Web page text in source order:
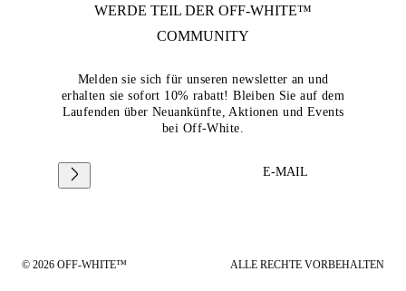
WERDE TEIL DER OFF-WHITE™
COMMUNITY
Melden sie sich für unseren newsletter an und
erhalten sie sofort 10% rabatt! Bleiben Sie auf dem
Laufenden über Neuankünfte, Aktionen und Events
bei Off-White.
E-MAIL
© 2026 OFF-WHITE™ ALLE RECHTE VORBEHALTEN